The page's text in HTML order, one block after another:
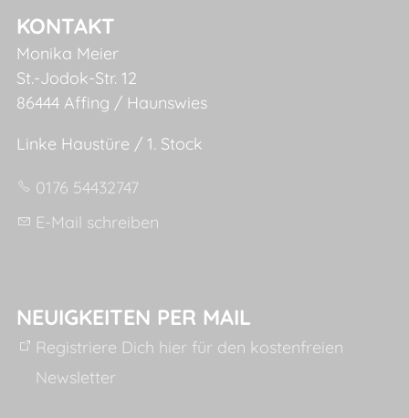
KONTAKT
Monika Meier
St.-Jodok-Str. 12
86444 Affing / Haunswies
Linke Haustüre / 1. Stock
0176 54432747
E-Mail schreiben
NEUIGKEITEN PER MAIL
Registriere Dich hier für den kostenfreien
Newsletter